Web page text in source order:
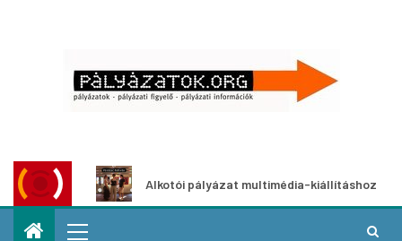
Alkotói pályázat multimédia-kiállításhoz